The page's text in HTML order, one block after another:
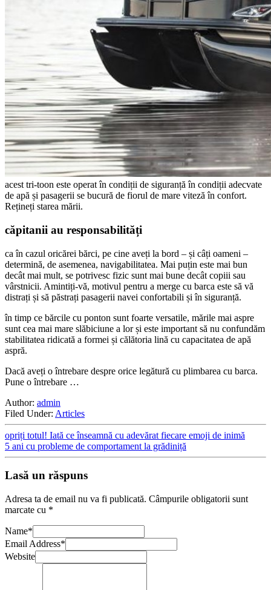
acest tri-toon este operat în condiții de siguranță în condiții adecvate
de apă și pasagerii se bucură de fiorul de mare viteză în confort.
Rețineți starea mării.
căpitanii au responsabilități
ca în cazul oricărei bărci, pe cine aveți la bord – și câți oameni –
determină, de asemenea, navigabilitatea. Mai puțin este mai bun
decât mai mult, se potrivesc fizic sunt mai bune decât copiii sau
vârstnicii. Amintiți-vă, motivul pentru a merge cu barca este să vă
distrați și să păstrați pasagerii navei confortabili și în siguranță.
în timp ce bărcile cu ponton sunt foarte versatile, mările mai aspre
sunt cea mai mare slăbiciune a lor și este important să nu confundăm
stabilitatea ridicată a formei și călătoria lină cu capacitatea de apă
aspră.
Dacă aveți o întrebare despre orice legătură cu plimbarea cu barca.
Pune o întrebare …
Author: admin
Filed Under: Articles
opriți totul! Iată ce înseamnă cu adevărat fiecare emoji de inimă
5 ani cu probleme de comportament la grădiniță
Lasă un răspuns
Adresa ta de email nu va fi publicată. Câmpurile obligatorii sunt
marcate cu *
Name*
Email Address*
Website